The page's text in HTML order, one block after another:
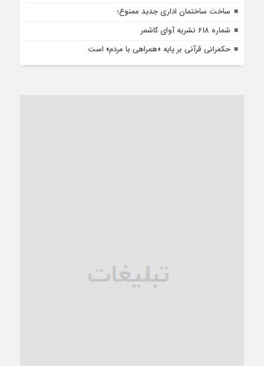
ساخت ساختمان اداری جدید ممنوع؛
شماره 618 نشریه آوای کاشمر
حکمرانی قرآنی بر پایه «همراهی با مردم» است